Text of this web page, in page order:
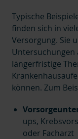
Typische
finden sich in
Versorgung. Sie
Untersuchungen
längerfristige
können. Zum
ups,
oder Facharzt